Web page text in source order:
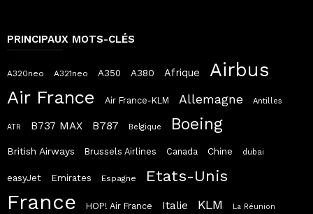
PRINCIPAUX MOTS-CLÉS
A320neo A321neo A350 A380 Afrique Airbus
Air France Air France-KLM Allemagne Antilles
ATR B737 MAX B787 Belgique Boeing
British Airways Brussels Airlines Canada Chine dubai
easyJet Emirates Espagne Etats-Unis
France HOP! Air France Italie KLM La Réunion